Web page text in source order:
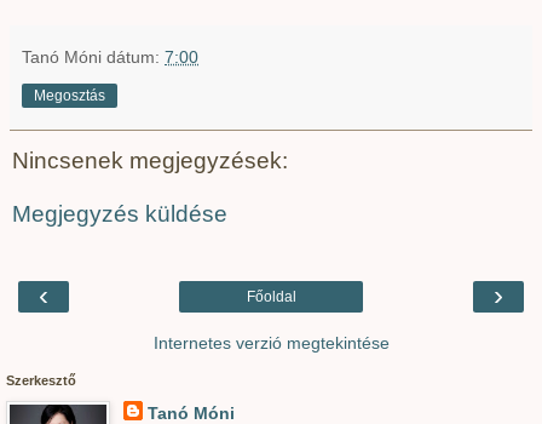
Tanó Móni dátum: 7:00
Megosztás
Nincsenek megjegyzések:
Megjegyzés küldése
‹ ›
Főoldal
Internetes verzió megtekintése
Szerkesztő
Tanó Móni